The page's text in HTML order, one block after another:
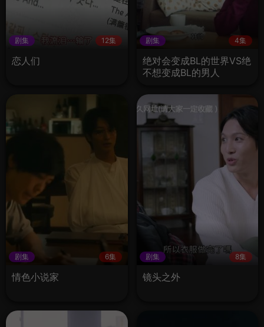
剧集 12集
恋人们
剧集 4集
绝对会变成BL的世界VS绝
不想变成BL的男人
剧集 6集
情色小说家
剧集 8集
镜头之外